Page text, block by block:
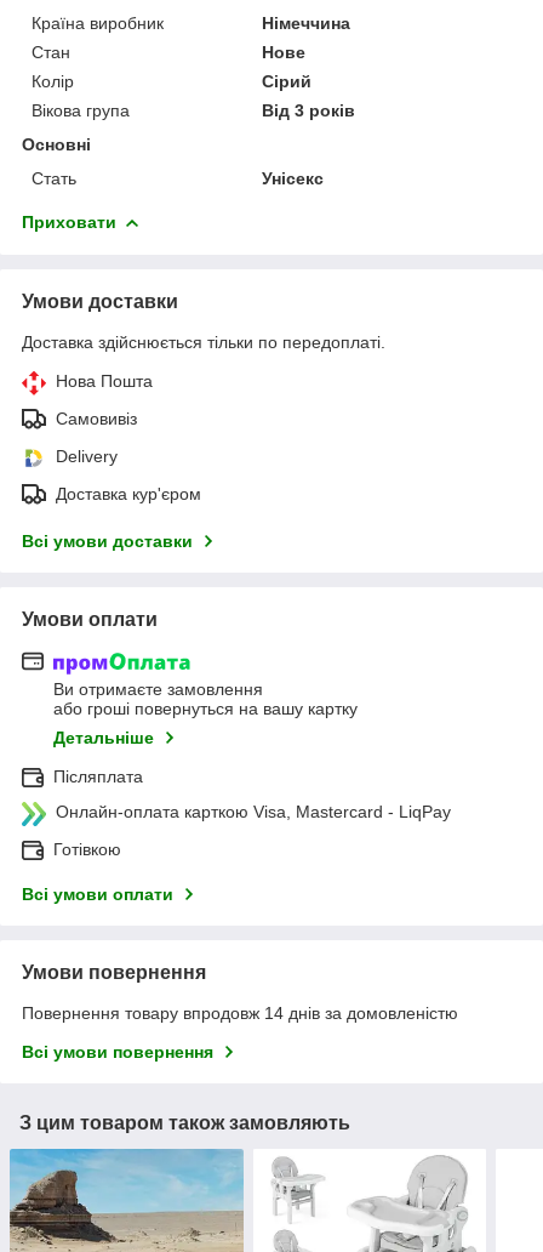
Країна виробник
Німеччина
Стан
Нове
Колір
Сірий
Вікова група
Від 3 років
Основні
Стать
Унісекс
Приховати
Умови доставки
Доставка здійснюється тільки по передоплаті.
Нова Пошта
Самовивіз
Delivery
Доставка кур'єром
Всі умови доставки
Умови оплати
Ви отримаєте замовлення
або гроші повернуться на вашу картку
Детальніше
Післяплата
Онлайн-оплата карткою Visa, Mastercard - LiqPay
Готівкою
Всі умови оплати
Умови повернення
Повернення товару впродовж 14 днів за домовленістю
Всі умови повернення
З цим товаром також замовляють